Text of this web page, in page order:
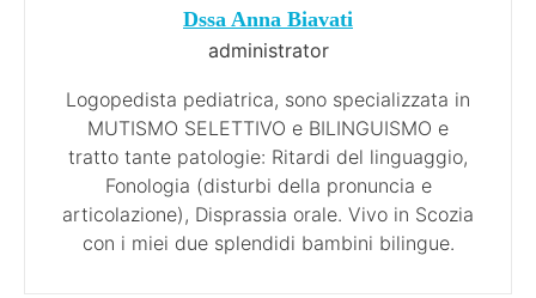
Dssa Anna Biavati
administrator
Logopedista pediatrica, sono specializzata in
MUTISMO SELETTIVO e BILINGUISMO e
tratto tante patologie: Ritardi del linguaggio,
Fonologia (disturbi della pronuncia e
articolazione), Disprassia orale. Vivo in Scozia
con i miei due splendidi bambini bilingue.